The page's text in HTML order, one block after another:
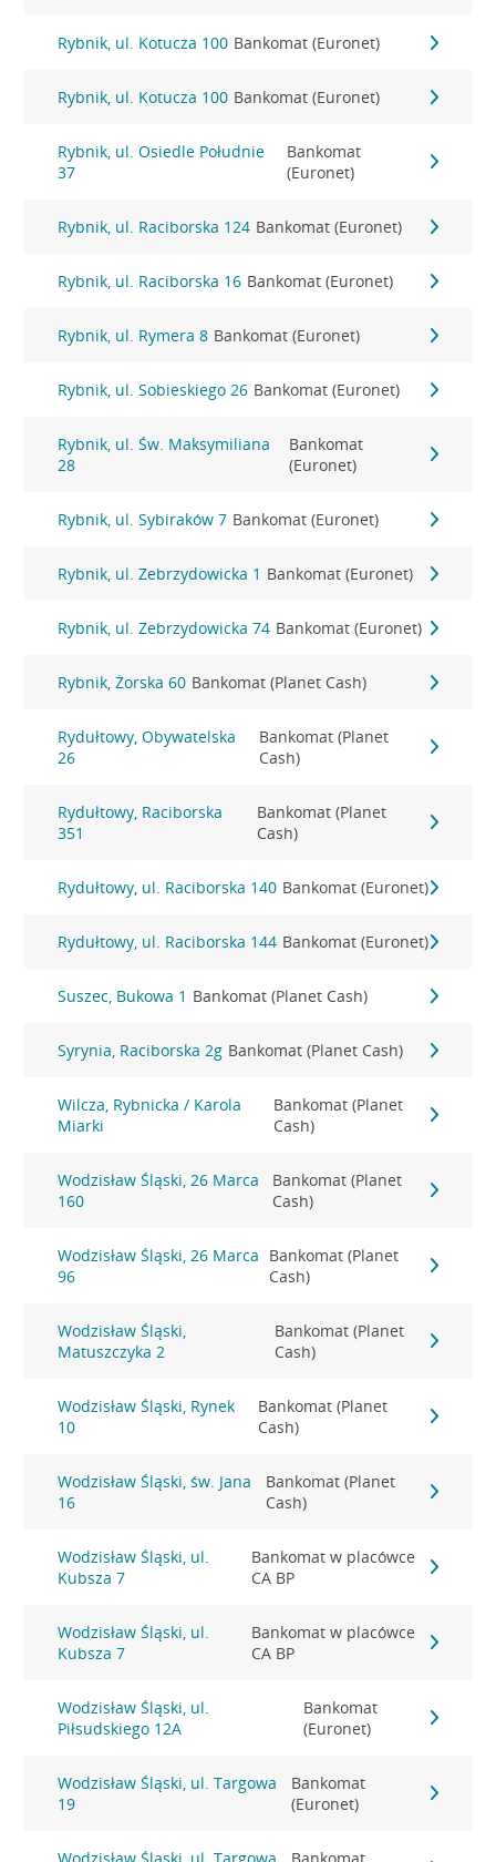
Rybnik, ul. Kotucza 100 Bankomat (Euronet)
Rybnik, ul. Kotucza 100 Bankomat (Euronet)
Rybnik, ul. Osiedle Południe
37
Bankomat
(Euronet)
Rybnik, ul. Raciborska 124 Bankomat (Euronet)
Rybnik, ul. Raciborska 16 Bankomat (Euronet)
Rybnik, ul. Rymera 8 Bankomat (Euronet)
Rybnik, ul. Sobieskiego 26 Bankomat (Euronet)
Rybnik, ul. Św. Maksymiliana
28
Bankomat
(Euronet)
Rybnik, ul. Sybiraków 7 Bankomat (Euronet)
Rybnik, ul. Zebrzydowicka 1 Bankomat (Euronet)
Rybnik, ul. Zebrzydowicka 74 Bankomat (Euronet)
Rybnik, Żorska 60 Bankomat (Planet Cash)
Rydułtowy, Obywatelska
26
Bankomat (Planet
Cash)
Rydułtowy, Raciborska
351
Bankomat (Planet
Cash)
Rydułtowy, ul. Raciborska 140 Bankomat (Euronet)
Rydułtowy, ul. Raciborska 144 Bankomat (Euronet)
Suszec, Bukowa 1 Bankomat (Planet Cash)
Syrynia, Raciborska 2g Bankomat (Planet Cash)
Wilcza, Rybnicka / Karola
Miarki
Bankomat (Planet
Cash)
Wodzisław Śląski, 26 Marca
160
Bankomat (Planet
Cash)
Wodzisław Śląski, 26 Marca
96
Bankomat (Planet
Cash)
Wodzisław Śląski,
Matuszczyka 2
Bankomat (Planet
Cash)
Wodzisław Śląski, Rynek
10
Bankomat (Planet
Cash)
Wodzisław Śląski, św. Jana
16
Bankomat (Planet
Cash)
Wodzisław Śląski, ul.
Kubsza 7
Bankomat w placówce
CA BP
Wodzisław Śląski, ul.
Kubsza 7
Bankomat w placówce
CA BP
Wodzisław Śląski, ul.
Piłsudskiego 12A
Bankomat
(Euronet)
Wodzisław Śląski, ul. Targowa
19
Bankomat
(Euronet)